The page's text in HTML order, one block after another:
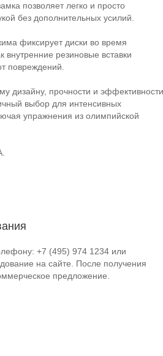
позволяет легко и просто
без дополнительных усилий.
фиксирует диски во время
внутренние резиновые вставки
повреждений.
дизайну, прочности и эффективности
выбор для интенсивных
упражнения из олимпийской
+7 (495) 974 1234 или
на сайте. После получения
предложение.